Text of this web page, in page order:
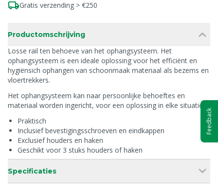
Gratis verzending > €250
Productomschrijving
Losse rail ten behoeve van het ophangsysteem. Het
ophangsysteem is een ideale oplossing voor het efficiënt en
hygiënsich ophangen van schoonmaak materiaal als bezems en
vloertrekkers.
Het ophangsysteem kan naar persoonlijke behoeftes en
materiaal worden ingericht, voor een oplossing in elke situatie
Praktisch
Inclusief bevestigingsschroeven en eindkappen
Exclusief houders en haken
Geschikt voor 3 stuks houders of haken
Specificaties
Feedback